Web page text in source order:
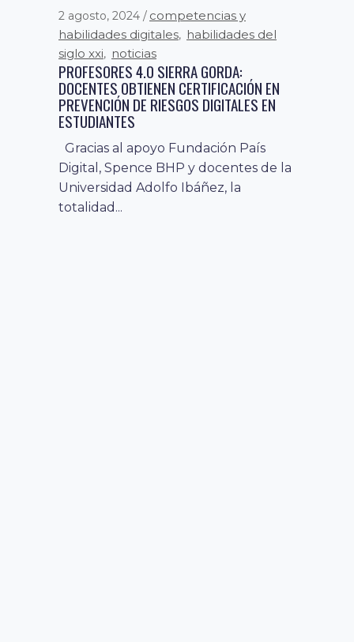
2 agosto, 2024
competencias y
habilidades digitales, habilidades del
siglo xxi, noticias
PROFESORES 4.0 SIERRA GORDA:
DOCENTES OBTIENEN CERTIFICACIÓN EN
PREVENCIÓN DE RIESGOS DIGITALES EN
ESTUDIANTES
Gracias al apoyo Fundación País
Digital, Spence BHP y docentes de la
Universidad Adolfo Ibáñez, la
totalidad...